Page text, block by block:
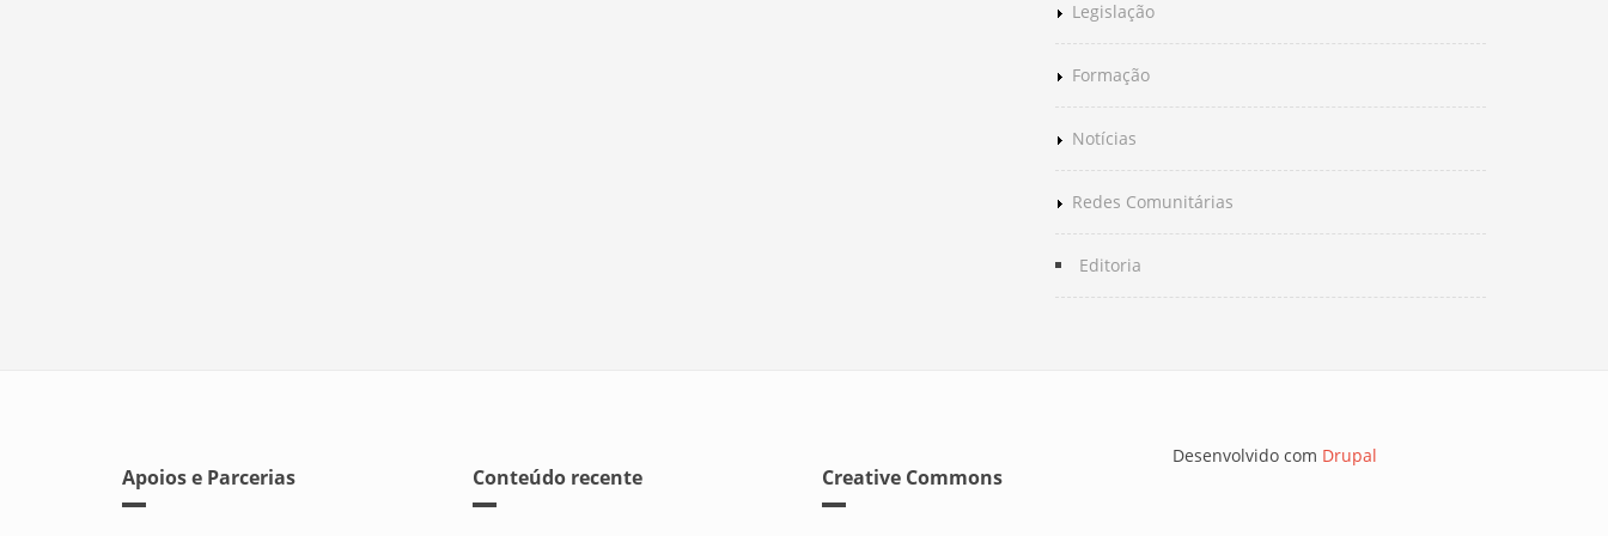
Legislação
Formação
Notícias
Redes Comunitárias
Editoria
Apoios e Parcerias Conteúdo recente Creative Commons
Desenvolvido com Drupal